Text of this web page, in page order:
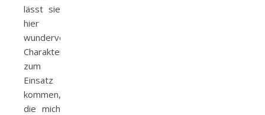
lässt sie
hier
wundervolle
Charaktere
zum
Einsatz
kommen,
die mich